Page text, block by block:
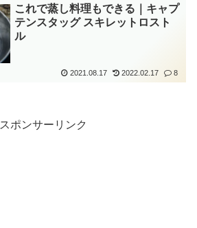
これで蒸し料理もできる｜キャプ
テンスタッグ スキレットロスト
ル
2021.08.17 2022.02.17 8
スポンサーリンク